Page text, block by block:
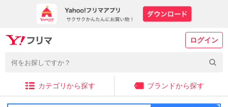
ログイン
カテゴリから探す ブランドから探す